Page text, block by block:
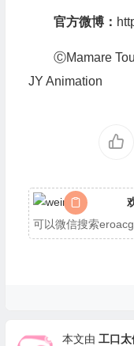
官方微博：
ⒸMamare
JY Animation
可以微信搜索
本文由 工口太